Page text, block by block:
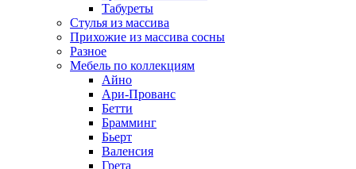
Табуреты
Стулья из массива
Прихожие из массива сосны
Разное
Мебель по коллекциям
Айно
Ари-Прованс
Бетти
Брамминг
Бьерт
Валенсия
Грета